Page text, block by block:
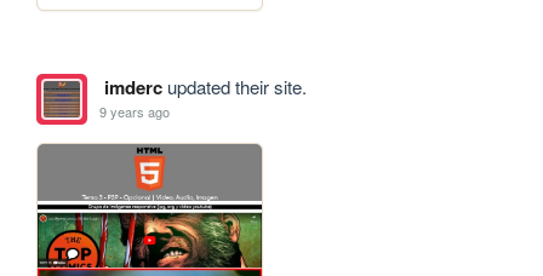
imdercupdated their site.
9 years ago